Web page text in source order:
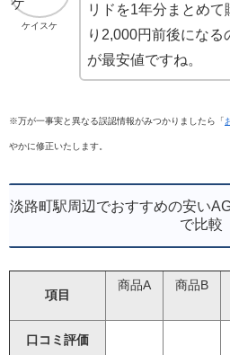
ケイスケ
リドを1年分まとめ
り2,000円前後にな
が最安値ですね。
※万が一事実と異なる誤認情報がみつかりましたら「
やかに修正いたします。
淡路町駅周辺でおすすめの安い
で比較
項目
商品A 商品B
口コミ評価